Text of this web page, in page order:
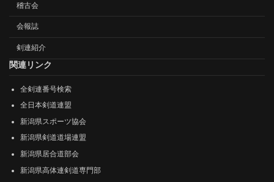
稽古会
会報誌
剣連紹介
関連リンク
全剣連番号検索
全日本剣道連盟
新潟県スポーツ協会
新潟県剣道道場連盟
新潟県居合道部会
新潟県高体連剣道専門部